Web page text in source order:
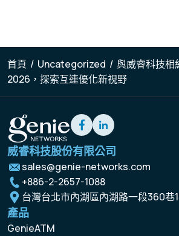
首頁 / Uncategorized / 與威睿科技相
2026，探索互連優化新視野
威睿科技股份有限公司
sales@genie-networks.com
+886-2-2657-1088
台灣台北市內湖區內湖路一段360巷
產品
GenieATM